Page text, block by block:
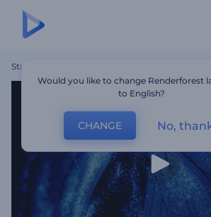
Startseite
Would you like to change Renderforest
to English?
CHANGE No,